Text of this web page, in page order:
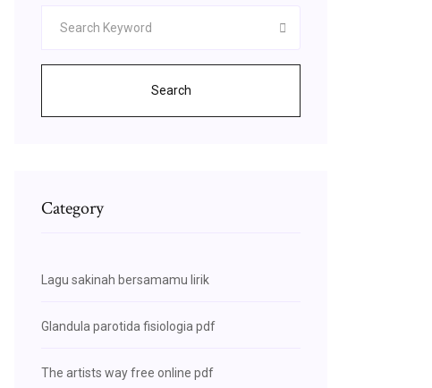
Search
Category
Lagu sakinah bersamamu lirik
Glandula parotida fisiologia pdf
The artists way free online pdf